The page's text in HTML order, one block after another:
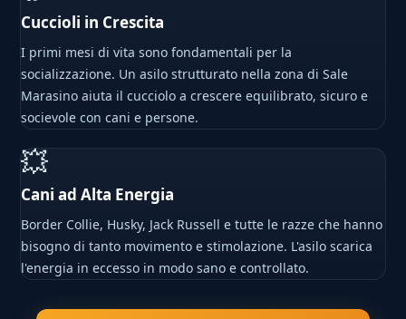
Cuccioli in Crescita
I primi mesi di vita sono fondamentali per la
socializzazione. Un asilo strutturato nella zona di Sale
Marasino aiuta il cucciolo a crescere equilibrato, sicuro e
socievole con cani e persone.
💥
Cani ad Alta Energia
Border Collie, Husky, Jack Russell e tutte le razze che hanno
bisogno di tanto movimento e stimolazione. L'asilo scarica
l'energia in eccesso in modo sano e controllato.